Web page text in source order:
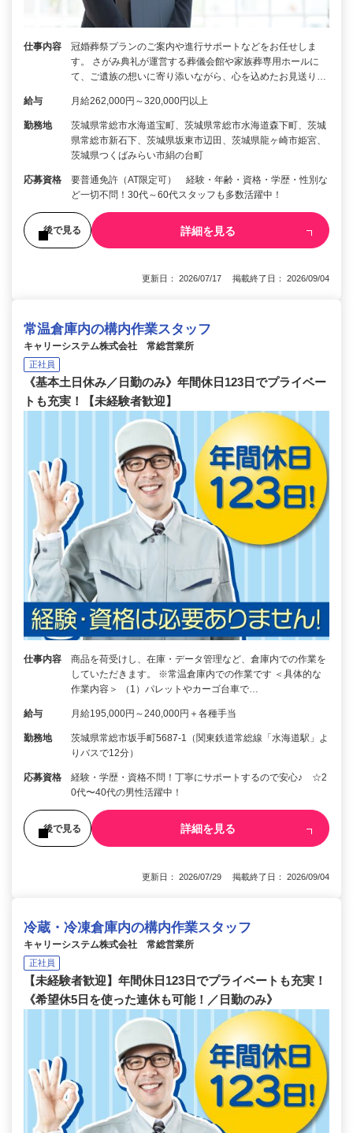
仕事内容
冠婚葬祭プランのご案内や進行サポートなどをお任せしま
す。 さがみ典礼が運営する葬儀会館や家族葬専用ホールに
て、ご遺族の想いに寄り添いながら、心を込めたお見送り…
給与 月給262,000円～320,000円以上
勤務地
茨城県常総市水海道宝町、茨城県常総市水海道森下町、茨城
県常総市新石下、茨城県坂東市辺田、茨城県龍ヶ崎市姫宮、
茨城県つくばみらい市絹の台町
応募資格
要普通免許（AT限定可） 経験・年齢・資格・学歴・性別な
ど一切不問！30代～60代スタッフも多数活躍中！
後で見る 詳細を見る
更新日： 2026/07/17 掲載終了日： 2026/09/04
常温倉庫内の構内作業スタッフ
キャリーシステム株式会社 常総営業所
正社員
《基本土日休み／日勤のみ》年間休日123日でプライベー
トも充実！【未経験者歓迎】
仕事内容
商品を荷受けし、在庫・データ管理など、倉庫内での作業を
していただきます。 ※常温倉庫内での作業です ＜具体的な
作業内容＞ （1）パレットやカーゴ台車で…
給与 月給195,000円～240,000円＋各種手当
勤務地
茨城県常総市坂手町5687-1（関東鉄道常総線「水海道駅」よ
りバスで12分）
応募資格
経験・学歴・資格不問！丁寧にサポートするので安心♪ ☆2
0代〜40代の男性活躍中！
後で見る 詳細を見る
更新日： 2026/07/29 掲載終了日： 2026/09/04
冷蔵・冷凍倉庫内の構内作業スタッフ
キャリーシステム株式会社 常総営業所
正社員
【未経験者歓迎】年間休日123日でプライベートも充実！
《希望休5日を使った連休も可能！／日勤のみ》